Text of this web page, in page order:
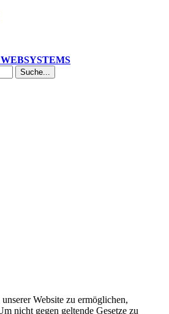
Suche...
Website zu ermöglichen,
nicht gegen geltende Gesetze zu